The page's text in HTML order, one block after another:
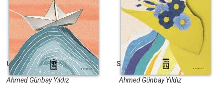
Uzak Umutlar Şehri
Ahmed Günbay Yıldız
Sarı Mendil Mavi Oya
Ahmed Günbay Yıldız